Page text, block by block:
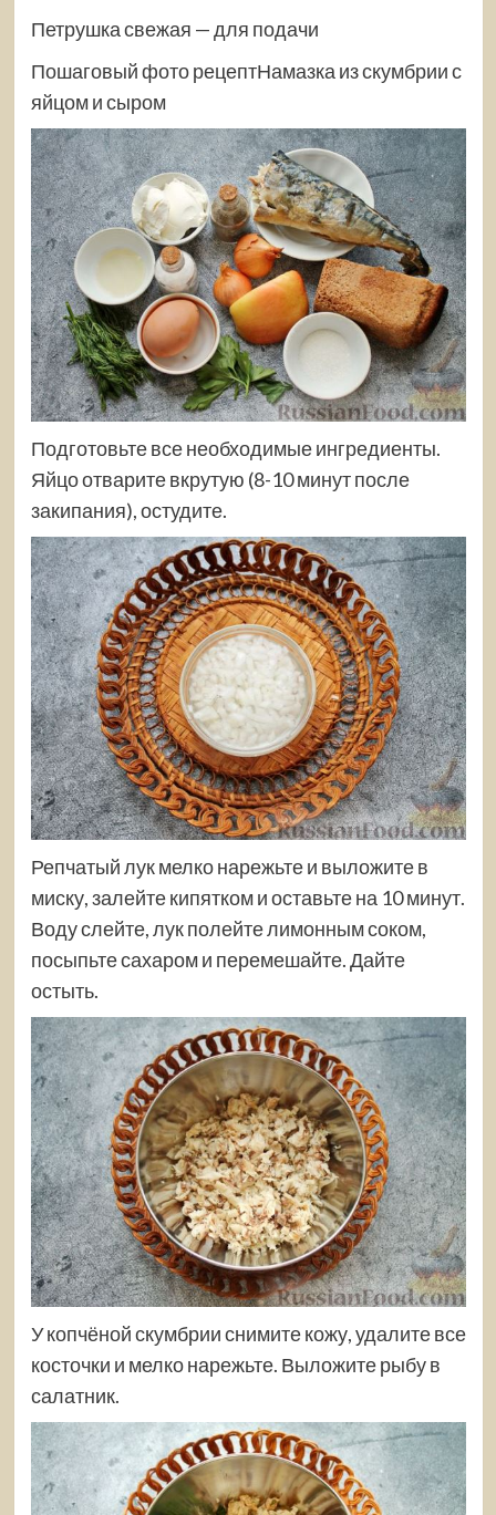
Петрушка свежая — для подачи
Пошаговый фото рецептНамазка изскумбрии с
яйцом и сыром
Подготовьте все необходимые ингредиенты.
Яйцо отварите вкрутую (8-10 минут после
закипания), остудите.
Репчатый лук мелко нарежьте и выложите в
миску, залейте кипятком и оставьте на 10 минут.
Воду слейте, лук полейте лимонным соком,
посыпьте сахаром и перемешайте. Дайте
остыть.
У копчёной скумбрии снимите кожу, удалите все
косточки и мелко нарежьте. Выложите рыбу в
салатник.